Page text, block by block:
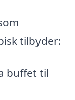
tilbyder:
buffet til